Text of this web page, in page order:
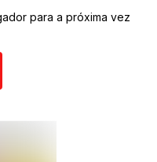
para a próxima vez